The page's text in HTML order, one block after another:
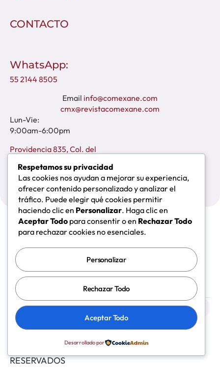
CONTACTO
WhatsApp:
55 2144 8505
Email info@comexane.com
cmx@revistacomexane.com
Lun-Vie:
9:00am-6:00pm
Providencia 835, Col. del
CP. 03100
Ciudad de México.
Nosotros Inscripciones
Eventos académicos
Simulación
Editorial
Acceso Socios Contacto
© 2026 COMEXANE
RESERVADOS
Aviso de privacidad
Respetamos su privacidad
Las cookies nos ayudan a mejorar su experiencia,
ofrecer contenido personalizado y analizar el
tráfico. Puede elegir qué cookies permitir
haciendo clic en Personalizar. Haga clic en
Aceptar Todo para consentir o en Rechazar Todo
para rechazar cookies no esenciales.
Personalizar
Rechazar Todo
Aceptar Todo
Desarrollado por